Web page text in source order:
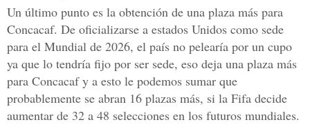
Un último punto es la obtención de una plaza más para
Concacaf. De oficializarse a estados Unidos como sede
para el Mundial de 2026, el país no pelearía por un cupo
ya que lo tendría fijo por ser sede, eso deja una plaza más
para Concacaf y a esto le podemos sumar que
probablemente se abran 16 plazas más, si la Fifa decide
aumentar de 32 a 48 selecciones en los futuros mundiales.